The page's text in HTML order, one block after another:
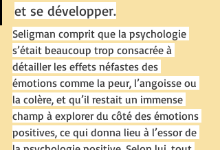
et se développer.
Seligman comprit que la psychologie
s’était beaucoup trop consacrée à
détailler les effets néfastes des
émotions comme la peur, l’angoisse ou
la colère, et qu’il restait un immense
champ à explorer du côté des émotions
positives, ce qui donna lieu à l’essor de